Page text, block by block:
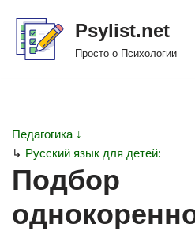
Перейти
Psylist.net
Просто о Психологии
Педагогика ↓
↳ Русский язык для детей:
Подбор